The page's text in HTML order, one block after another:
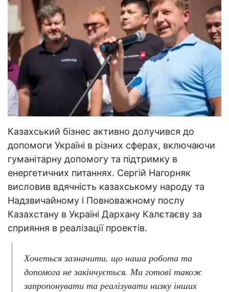
Казахський бізнес активно долучився до
допомоги Україні в різних сферах, включаючи
гуманітарну допомогу та підтримку в
енергетичних питаннях. Сергій Нагорняк
висловив вдячність казахському народу та
Надзвичайному і Повноважному послу
Казахстану в Україні Дархану Калєтаєву за
сприяння в реалізації проектів.
Хочеться зазначити, що наша робота та
допомога не закінчується. Ми готові також
запропонувати та реалізувати низку інших